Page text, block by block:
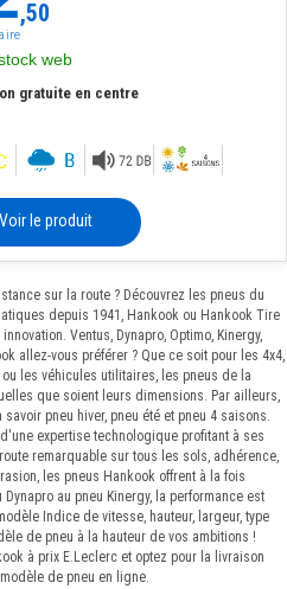
,50
web
gratuite en centre
Voir le produit
sur la route ? Découvrez les pneus du
depuis 1941, Hankook ou Hankook Tire
Ventus, Dynapro, Optimo, Kinergy,
allez-vous préférer ? Que ce soit pour les 4x4,
les véhicules utilitaires, les pneus de la
que soient leurs dimensions. Par ailleurs,
pneu hiver, pneu été et pneu 4 saisons.
expertise technologique profitant à ses
remarquable sur tous les sols, adhérence,
les pneus Hankook offrent à la fois
au pneu Kinergy, la performance est
Indice de vitesse, hauteur, largeur, type
de pneu à la hauteur de vos ambitions !
à prix E.Leclerc et optez pour la livraison
de pneu en ligne.